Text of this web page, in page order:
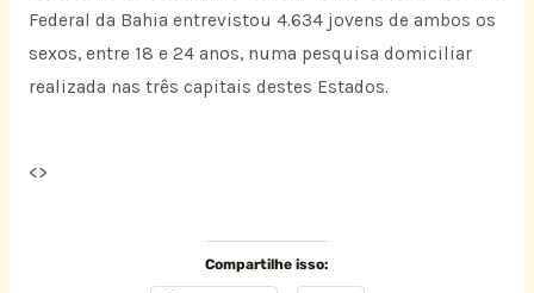
Federal da Bahia entrevistou 4.634 jovens de ambos os
sexos, entre 18 e 24 anos, numa pesquisa domiciliar
realizada nas três capitais destes Estados.
<>
Compartilhe isso: